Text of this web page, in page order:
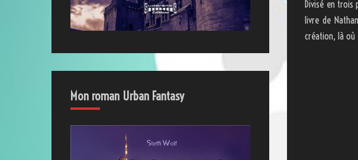
Divisé en
livre de
création, là où
Mon roman Urban Fantasy